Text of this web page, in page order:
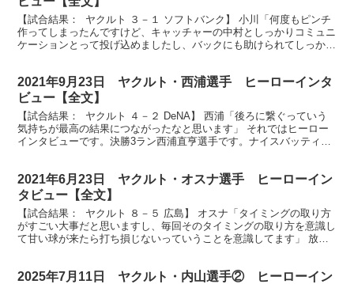
【試合結果： ヤクルト ３－１ ソフトバンク】 小川「何度もピンチ
作ってしまったんですけど、キャッチャーの中村としっかりコミュニ
ケーションとって投げ込めましたし、バックにも助けられてしっかり
2021年9月23日 ヤクルト・西浦選手 ヒーローインタ
ビュー【全文】
【試合結果： ヤクルト ４－２ DeNA】 西浦「後ろに繋ぐっていう
気持ちが最高の結果につながったなと思います」 それではヒーロー
インタビューです。決勝3ラン西浦直亨選手です。ナイスバッティン
2021年6月23日 ヤクルト・オスナ選手 ヒーローイン
タビュー【全文】
【試合結果： ヤクルト ８－５ 広島】 オスナ「タイミングの取り方
がすごい大事だと思いますし、毎回そのタイミングの取り方を意識し
て甘い球が来たら打ち損じないっていうことを意識してます」 放送
2025年7月11日 ヤクルト・内山選手② ヒーローイン